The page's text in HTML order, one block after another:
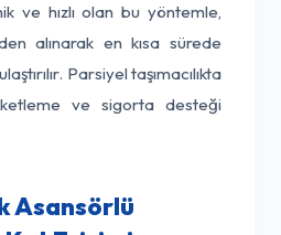
ve hızlı olan bu yöntemle,
alınarak en kısa sürede
Parsiyel taşımacılıkta
ve sigorta desteği
Asansörlü